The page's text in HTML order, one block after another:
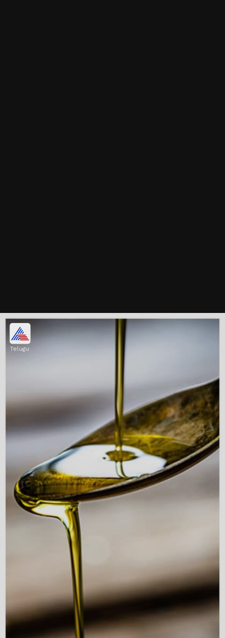
ఆలివ్ ఆయిల్
ఆలివ్ ఆయిల్‌లో మోనోశాచురేటెడ్ ఫ్యాట్స్,
Telugu